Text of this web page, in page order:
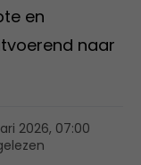
en
naar
2026, 07:00